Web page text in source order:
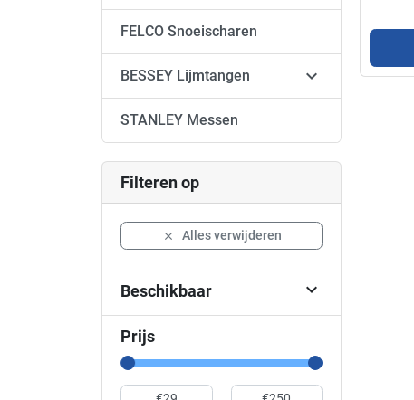
FELCO Snoeischaren
BESSEY Lijmtangen 
STANLEY Messen
Filteren op
 Alles verwijderen
Beschikbaar 
Prijs